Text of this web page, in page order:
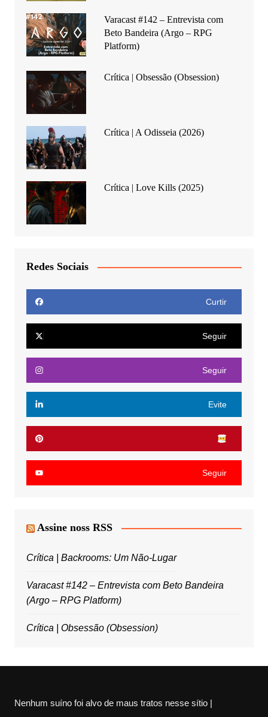
Varacast #142 – Entrevista com
Beto Bandeira (Argo – RPG
Platform)
Crítica | Obsessão (Obsession)
Crítica | A Odisseia (2026)
Crítica | Love Kills (2025)
Redes Sociais
Curtir
Seguir
Seguir
Evite
Seguir
Assine noss RSS
Crítica | Backrooms: Um Não-Lugar
Varacast #142 – Entrevista com Beto Bandeira
(Argo – RPG Platform)
Crítica | Obsessão (Obsession)
Nenhum suíno foi alvo de maus tratos nesse sítio |